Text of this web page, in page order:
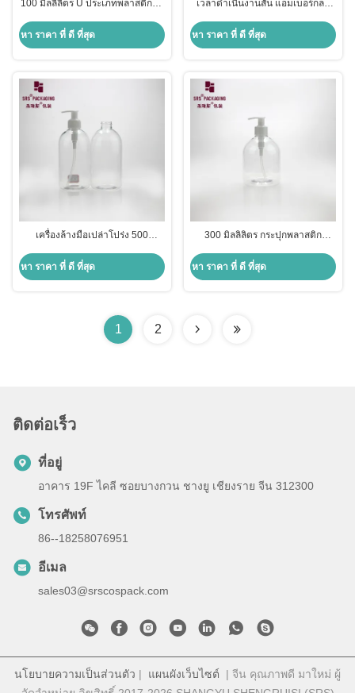
100 มิลลิลิตร U ประเภทพลาสติกยา
เป็นมิตรต่อสิ่งแวดล้อม
หา ราคา ที่ ดี ที่สุด
เวลาดําเนินงานสั้น แอมเบอร์กลม
ว่าง 500 มล
หา ราคา ที่ ดี ที่สุด
เครื่องล้างมือเปล่าโปร่ง 500
กระเป๋ากระเป๋าสัตว์เลี้ยง
หา ราคา ที่ ดี ที่สุด
300 มิลลิลิตร กระปุกพลาสติก
หา ราคา ที่ ดี ที่สุด
1 2
ติดต่อเร็ว
ที่อยู่
อาคาร 19F ไคลี ซอยบางกวน ชางยู เชียงราย จีน 312300
โทรศัพท์
86--18258076951
อีเมล
sales03@srscospack.com
นโยบายความเป็นส่วนตัว | แผนผังเว็บไซต์ | จีน คุณภาพดี มาใหม่ ผู้